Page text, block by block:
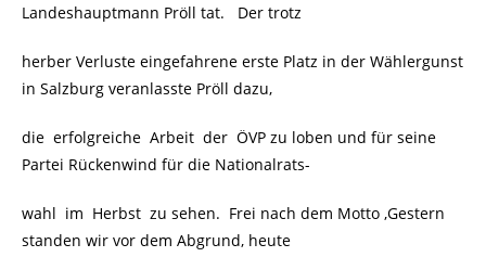
Landeshauptmann Pröll tat. Der trotz
herber Verluste eingefahrene erste Platz in der Wählergunst
in Salzburg veranlasste Pröll dazu,
die erfolgreiche Arbeit der ÖVP zu loben und für seine
Partei Rückenwind für die Nationalrats-
wahl im Herbst zu sehen. Frei nach dem Motto ‚Gestern
standen wir vor dem Abgrund, heute